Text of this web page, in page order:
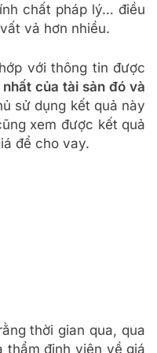
chất pháp lý… điều
vả hơn nhiều.
với thông tin được
của tài sản đó và
sử dụng kết quả này
xem được kết quả
để cho vay.
thời gian qua, qua
thẩm định viên về giá